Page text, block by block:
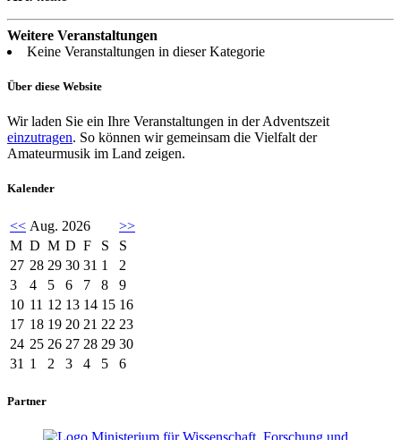
Weitere Veranstaltungen
Keine Veranstaltungen in dieser Kategorie
Über diese Website
Wir laden Sie ein Ihre Veranstaltungen in der Adventszeit
einzutragen. So können wir gemeinsam die Vielfalt der
Amateurmusik im Land zeigen.
Kalender
<< Aug. 2026
>>
M D M D F S
S
27 28 29 30 31 1
2
3
4 5 6 7 8
9
10 11 12 13 14 15 16
17 18 19 20 21 22 23
24 25 26 27 28 29 30
31 1 2 3 4 5 6
Partner